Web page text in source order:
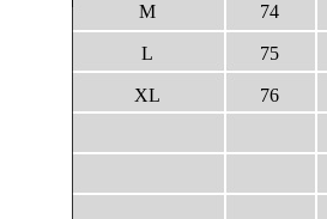
M 74
L 75
XL 76